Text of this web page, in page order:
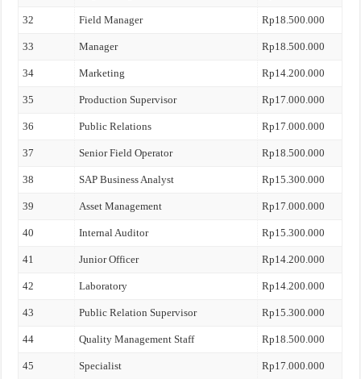
32 Field Manager Rp18.500.000
33 Manager Rp18.500.000
34 Marketing Rp14.200.000
35 Production Supervisor Rp17.000.000
36 Public Relations Rp17.000.000
37 Senior Field Operator Rp18.500.000
38 SAP Business Analyst Rp15.300.000
39 Asset Management Rp17.000.000
40 Internal Auditor Rp15.300.000
41 Junior Officer Rp14.200.000
42 Laboratory Rp14.200.000
43 Public Relation Supervisor Rp15.300.000
44 Quality Management Staff Rp18.500.000
45 Specialist Rp17.000.000